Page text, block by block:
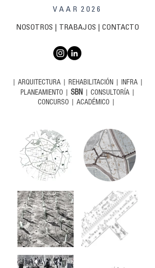
NOSOTROS TRABAJOS | CONTACTO
V A A R 2 0 2 6
| ARQUITECTURA| REHABILITACIÓN| INFRA|
PLANEAMIENTO| SBN | CONSULTORÍA|
CONCURSO | ACADÉMICO |